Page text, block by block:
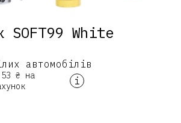
SOFT99 White
автомобілів
₴ на
і